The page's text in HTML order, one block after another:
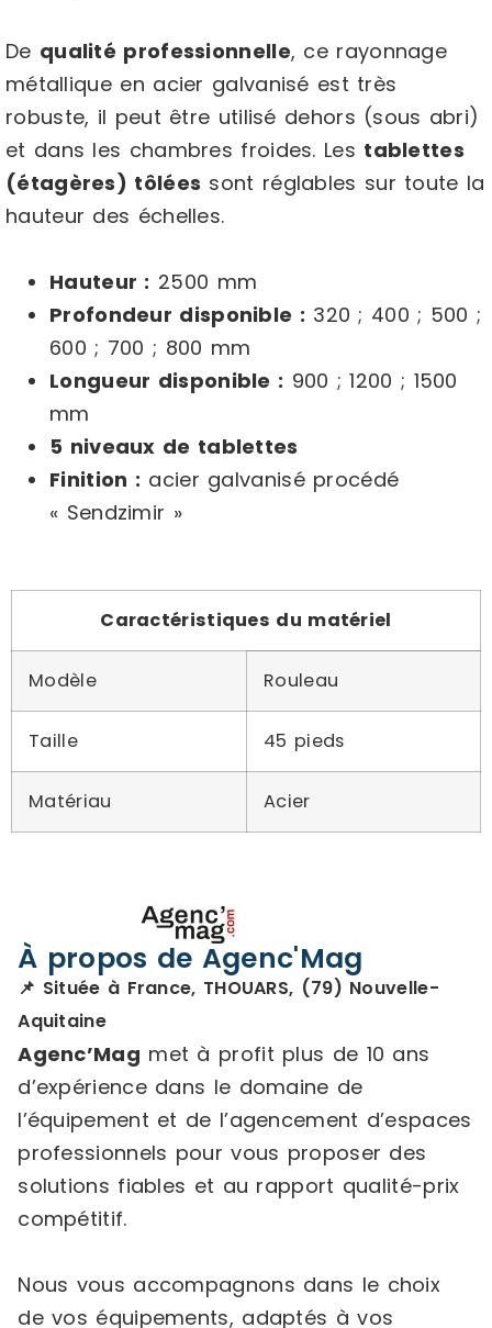
De qualité professionnelle, ce rayonnage
métallique en acier galvanisé est très
robuste, il peut être utilisé dehors (sous abri)
et dans les chambres froides. Les tablettes
(étagères) tôlées sont réglables sur toute la
hauteur des échelles.
Hauteur : 2500 mm
Profondeur disponible : 320 ; 400 ; 500 ;
600 ; 700 ; 800 mm
Longueur disponible : 900 ; 1200 ; 1500
mm
5 niveaux de tablettes
Finition : acier galvanisé procédé
« Sendzimir »
Caractéristiques du matériel
Modèle Rouleau
Taille 45 pieds
Matériau Acier
À propos de Agenc'Mag
📌 Située à France, THOUARS, (79) Nouvelle-
Aquitaine
Agenc’Mag met à profit plus de 10 ans
d’expérience dans le domaine de
l’équipement et de l’agencement d’espaces
professionnels pour vous proposer des
solutions fiables et au rapport qualité-prix
compétitif.
Nous vous accompagnons dans le choix
de vos équipements, adaptés à vos